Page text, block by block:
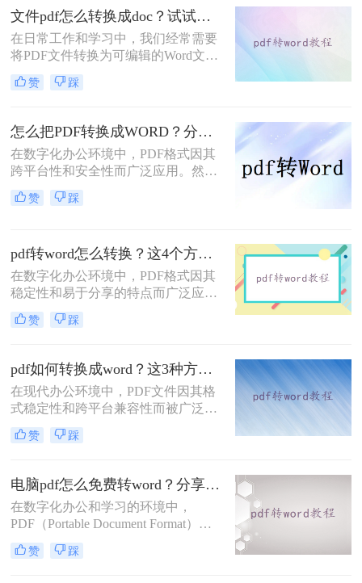
PDF转Word的方法。
文件pdf怎么转换成doc？试试这三种转换方法！
在日常工作和学习中，我们经常需要
将PDF文件转换为可编辑的Word文档
（DOC格式），以便进行修改、编辑
或进一步处理。那么文件pdf怎么转换
为DOC文件的实用方法，帮助用户高
效、安全地完成转换任务。
赞 踩
怎么把PDF转换成WORD？分享7个可以轻松转换的方法！
在数字化办公环境中，PDF格式因其
跨平台性和安全性而广泛应用。然
而，当需要对PDF文件进行编辑时，
将其转换为Word文档成为了一种常见
Word的方法，每一种都有其独特的优
势和适用场景。
赞 踩
pdf转word怎么转换？这4个方法超级实用!！
在数字化办公环境中，PDF格式因其
稳定性和易于分享的特点而广泛应用
于各类文档的保存与传输。然而，在
需要对PDF文档进行编辑时，将其转
那么pdf转word怎么转换呢？以下是四
种将PDF转换为Word的方法，每种方
法都有其特点和适用场景。
赞 踩
pdf如何转换成word？这3种方法教你快速实现！
在现代办公环境中，PDF文件因其格
式稳定性和跨平台兼容性而被广泛使
用。然而，当需要编辑PDF中的内容
时，将其转换为Word文档就成为了必
本文将介绍三种不同的PDF转Word方
法，帮助您根据具体需求选择最合适
的方式。
赞 踩
电脑pdf怎么免费转word？分享2个好用的方法！
在数字化办公和学习的环境中，
PDF（Portable Document Format）因
其良好的兼容性和稳定性，成为了一
种广泛使用的文档格式。然而，有时
赞 踩